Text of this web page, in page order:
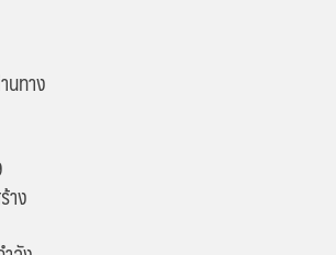
นทาง
าง